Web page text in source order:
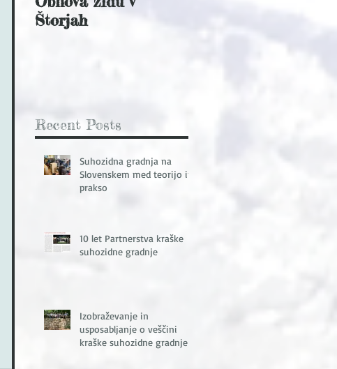
Štorjah
Recent Posts
Suhozidna gradnja na
Slovenskem med teorijo in
prakso
10 let Partnerstva kraške
suhozidne gradnje
Izobraževanje in
usposabljanje o veščini
kraške suhozidne gradnje